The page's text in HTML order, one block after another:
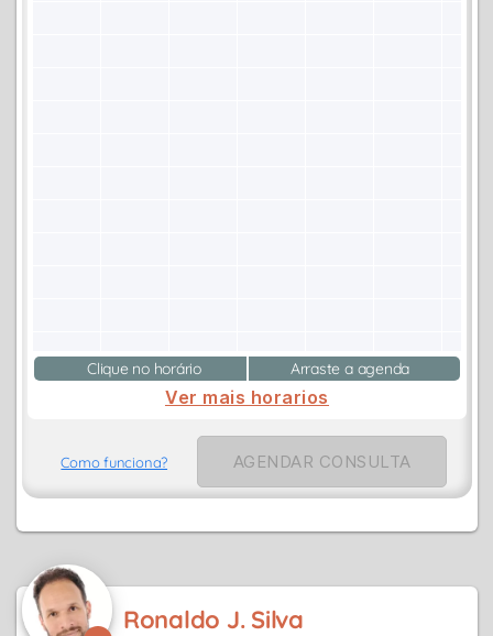
Clique no horário Arraste a agenda
Ver mais horarios
Como funciona? AGENDAR CONSULTA
Ronaldo J. Silva